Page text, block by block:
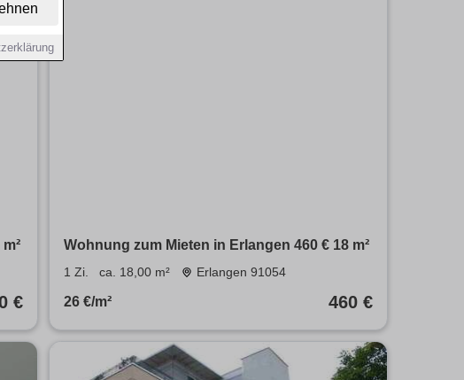
€
Wohnung zum Mieten in Erlangen 460 € 18 m²
1 Zi. ca. 18,00 m² Erlangen 91054
26 €/m² 460 €